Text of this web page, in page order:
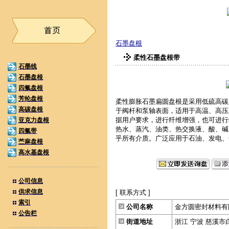
石墨线
石墨盘根
四氟盘根
芳纶盘根
高碳盘根
亚克力盘根
四氟带
苎麻盘根
高水基盘根
公司信息
供求信息
索引
公告栏
石墨盘根
柔性石墨盘根带
柔性膨胀石墨扁圆盘根是采用低硫高
于阀杆和泵轴表面，适用于高温、高
据用户要求，进行纤维增强，也可进
热水、蒸汽、油类、热交换液、酸、
乎所有介质。广泛应用于石油、发电
[ 联系方式 ]
公司名称
金方圆密封材料
街道地址
浙江 宁波 慈溪市